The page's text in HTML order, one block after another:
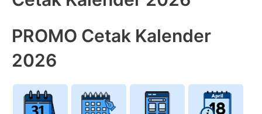
PROMO Cetak Kalender
2026